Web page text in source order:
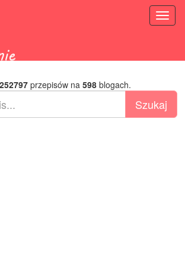
252797przepisów na 598blogach.